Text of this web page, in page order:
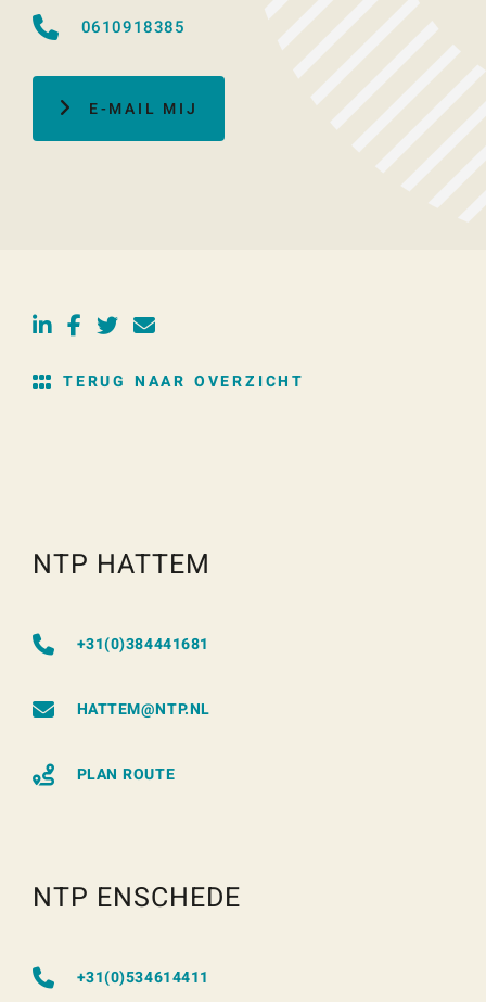
0610918385
E-MAIL MIJ
TERUG NAAR OVERZICHT
NTP HATTEM
+31(0)384441681
HATTEM@NTP.NL
PLAN ROUTE
NTP ENSCHEDE
+31(0)534614411